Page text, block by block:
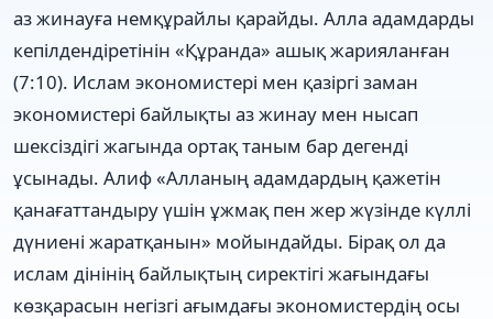
аз жинауға немқұрайлы қарайды. Алла адамдарды
кепілдендіретінін «Құранда» ашық жарияланған
(7:10). Ислам экономистері мен қазіргі заман
экономистері байлықты аз жинау мен нысап
шексіздігі жагында ортақ таным бар дегенді
ұсынады. Алиф «Алланың адамдардың қажетін
қанағаттандыру үшін ұжмақ пен жер жүзінде күллі
дүниені жаратқанын» мойындайды. Бірақ ол да
ислам дінінің байлықтың сиректігі жағындағы
көзқарасын негізгі ағымдағы экономистердің осы